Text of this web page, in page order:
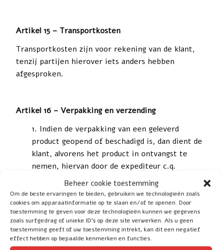
Beheer cookie toestemming
Om de beste ervaringen te bieden, gebruiken we technologieën zoals
cookies om apparaatinformatie op te slaan en/of te openen. Door
toestemming te geven voor deze technologieën kunnen we gegevens
zoals surfgedrag of unieke ID's op deze site verwerken. Als u geen
toestemming geeft of uw toestemming intrekt, kan dit een negatief
effect hebben op bepaalde kenmerken en functies.
Artikel 15 – Transportkosten
Transportkosten zijn voor rekening van de klant,
tenzij partijen hierover iets anders hebben
afgesproken.
Artikel 16 – Verpakking en verzending
Indien de verpakking van een geleverd
product geopend of beschadigd is, dan dient de
klant, alvorens het product in ontvangst te
nemen, hiervan door de expediteur c.q.
bezorger een aantekening op te laten maken,
bij gebreke waarvan WHB Trading B.V. niet
aansprakelijk kan worden gehouden voor
eventuele schade.
Indien de klant zelf voor transport van een
product zorgdraagt, dient hij eventuele